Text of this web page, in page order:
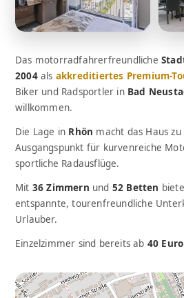
Das motorradfahrerfreundliche
2004als akkreditiertes Premium-
Biker und Radsportler in Bad
willkommen.
Die Lage in Rhön macht das Haus
Ausgangspunkt für kurvenreiche
sportliche Radausflüge.
Mit 36 Zimmern und 52 Betten
entspannte, tourenfreundliche
Urlauber.
Einzelzimmer sind bereits ab 40 Euro